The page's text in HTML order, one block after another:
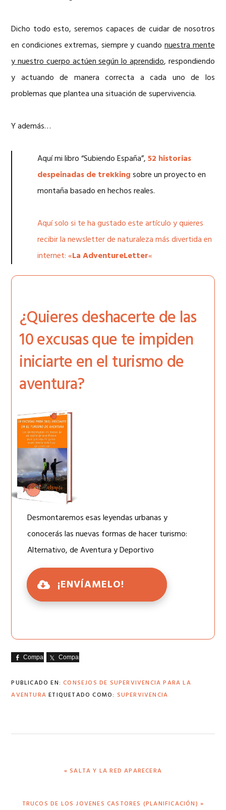
Dicho todo esto, seremos capaces de cuidar de nosotros
en condiciones extremas, siempre y cuandonuestra mente
y nuestro cuerpo actúen según lo aprendido, respondiendo
y actuando de manera correcta a cada uno de los
problemas que plantea una situación de supervivencia.
Y además…
Aquí mi libro “Subiendo España”,52 historias
despeinadas de trekking sobre un proyecto en
montaña basado en hechos reales.
Aquí solo si te ha gustado este artículo y quieres
recibir la newsletter de naturaleza más divertida en
internet: «La AdventureLetter«
¿Quieres deshacerte de las
10 excusas que te impiden
iniciarte en el turismo de
aventura?
Desmontaremos esas leyendas urbanas y
conocerás las nuevas formas de hacer turismo:
Alternativo, de Aventura y Deportivo
¡ENVÍAMELO!
Comparte Comparte
PUBLICADO EN:CONSEJOS DE SUPERVIVENCIA PARA LA
AVENTURA ETIQUETADO COMO: SUPERVIVENCIA
ENTRADA
« SALTA Y LA RED APARECERA
SIGUIENTE
TRUCOS DE LOS JOVENES CASTORES (PLANIFICACIÓN) »